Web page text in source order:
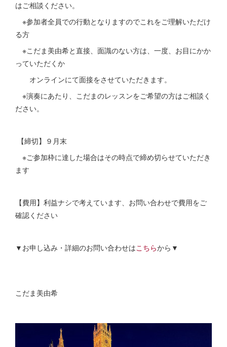
はご相談ください。
※参加者全員での行動となりますのでこれをご理解いただけ
る方
※こだま美由希と直接、面識のない方は、一度、お目にかか
っていただくか
オンラインにて面接をさせていただきます。
※演奏にあたり、こだまのレッスンをご希望の方はご相談く
ださい。
【締切】９月末
※ご参加枠に達した場合はその時点で締め切らせていただき
ます
【費用】利益ナシで考えています、お問い合わせで費用をご
確認ください
▼お申し込み・詳細のお問い合わせはこちらから▼
こだま美由希